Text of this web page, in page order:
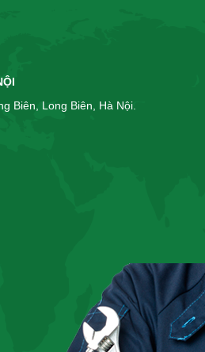
Biên, Long Biên, Hà Nội.